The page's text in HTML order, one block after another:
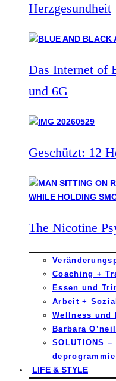
Herzgesundheit
Das Internet of
und 6G
Geschützt: 12
The Nicotine
Coaching +
Essen und
Arbeit +
Wellness und
Barbara O’neill
SOLUTIONS
LIFE & STYLE